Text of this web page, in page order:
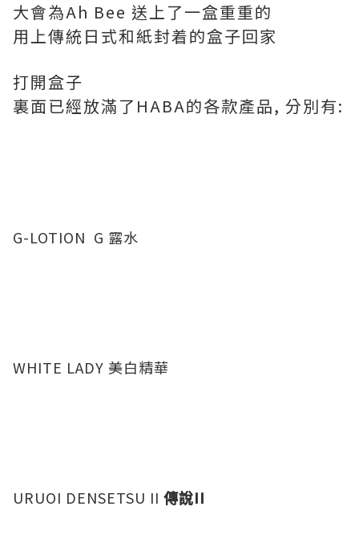
大會為Ah Bee 送上了一盒重重的
用上傳統日式和紙封着的盒子回家
打開盒子
裏面已經放滿了HABA的各款產品, 分別有:
G-LOTION G 露水
WHITE LADY 美白精華
URUOI DENSETSU II 傳說II